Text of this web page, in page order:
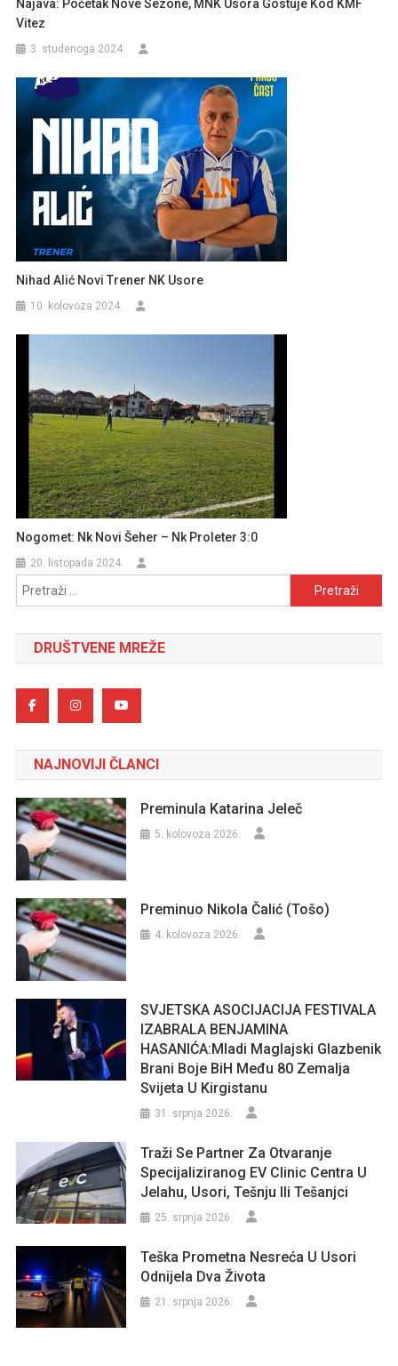
Najava: Početak Nove Sezone, MNK Usora Gostuje Kod KMF
Vitez
3. studenoga 2024.
Nihad Alić Novi Trener NK Usore
10. kolovoza 2024.
Nogomet: Nk Novi Šeher – Nk Proleter 3:0
20. listopada 2024.
Pretraži:
DRUŠTVENE MREŽE
NAJNOVIJI ČLANCI
Preminula Katarina Jeleč
5. kolovoza 2026.
Preminuo Nikola Čalić (Tošo)
4. kolovoza 2026.
SVJETSKA ASOCIJACIJA FESTIVALA
IZABRALA BENJAMINA
HASANIĆA:Mladi Maglajski Glazbenik
Brani Boje BiH Među 80 Zemalja
Svijeta U Kirgistanu
31. srpnja 2026.
Traži Se Partner Za Otvaranje
Specijaliziranog EV Clinic Centra U
Jelahu, Usori, Tešnju Ili Tešanjci
25. srpnja 2026.
Teška Prometna Nesreća U Usori
Odnijela Dva Života
21. srpnja 2026.